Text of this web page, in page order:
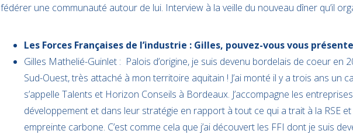
fédérer une communauté autour de lui. Interview à la veille du nouveau dîner qu’il
Les Forces Françaises de l’industrie : Gilles, pouvez-vous vous
Gilles Mathelié-Guinlet : Palois d’origine, je suis devenu bordelais de coeur en
Sud-Ouest, très attaché à mon territoire aquitain ! J’ai monté il y a trois ans un
s’appelle Talents et Horizon Conseils à Bordeaux. J’accompagne les
développement et dans leur stratégie en rapport à tout ce qui a trait à la RSE
empreinte carbone. C’est comme cela que j’ai découvert les FFI dont je suis